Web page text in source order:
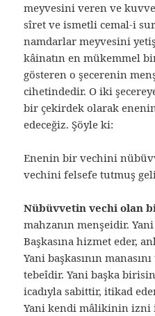
meyvesini veren ve
sîret ve ismetli cemal-i
namdarlar meyvesini
kâinatın en mükemmel
gösteren o şecerenin
cihetindedir. O iki
bir çekirdek olarak
edeceğiz. Şöyle ki:
Enenin bir vechini
vechini felsefe tutmuş
Nübüvvetin vechi olan
mahzanın menşeidir.
Başkasına hizmet eder,
Yani başkasının
tebeîdir. Yani başka
icadıyla sabittir, itikad
Yani kendi mâlikinin